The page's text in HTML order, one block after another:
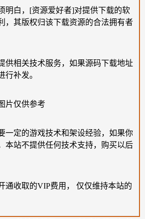
明白，[资源爱好者]对提供下载的软
，其版权归该下载资源的合法拥有者
供相关技术服务，如果源码下载地址
行补发。
片仅供参考
一定的游戏技术和架设经验，如果你
本站不提供任何技术支持，购买以后
通收取的VIP费用， 仅仅维持本站的